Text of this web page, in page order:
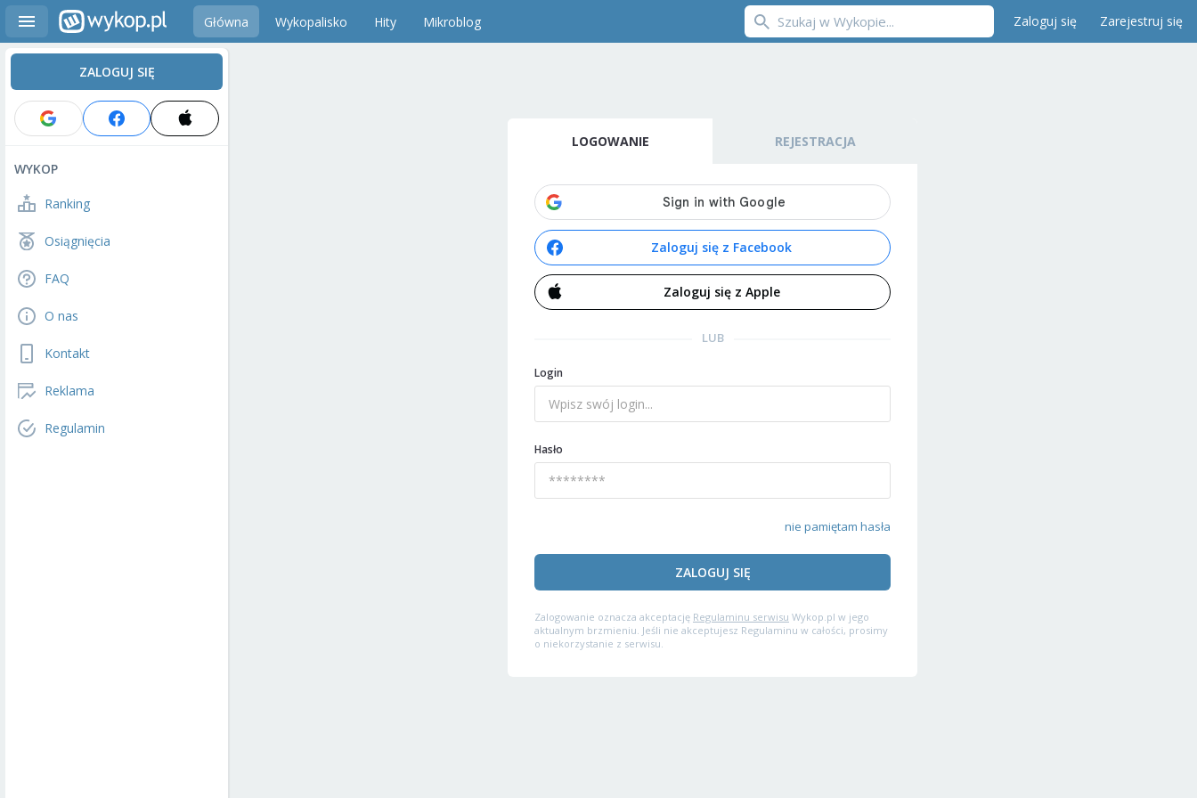
Główna Wykopalisko Hity Mikroblog Zaloguj się Zarejestruj się
ZALOGUJ SIĘ
WYKOP
Ranking
Osiągnięcia
FAQ
O nas
Kontakt
Reklama
Regulamin
LOGOWANIE REJESTRACJA
Zaloguj się z Facebook
Zaloguj się z Apple
LUB
Login
Hasło
nie pamiętam hasła
ZALOGUJ SIĘ
Zalogowanie oznacza akceptację Regulaminu serwisu Wykop.pl w jego
aktualnym brzmieniu. Jeśli nie akceptujesz Regulaminu w całości, prosimy
o niekorzystanie z serwisu.